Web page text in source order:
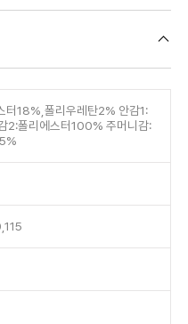
터18%,폴리우레탄2% 안감1:
2:폴리에스터100% 주머니감: